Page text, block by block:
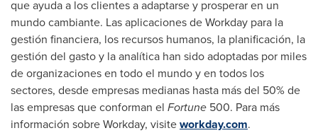
que ayuda a los clientes a adaptarse y prosperar en un
mundo cambiante. Las aplicaciones de Workday para la
gestión financiera, los recursos humanos, la planificación, la
gestión del gasto y la analítica han sido adoptadas por miles
de organizaciones en todo el mundo y en todos los
sectores, desde empresas medianas hasta más del 50% de
las empresas que conforman el Fortune 500. Para más
información sobre Workday, visiteworkday.com.